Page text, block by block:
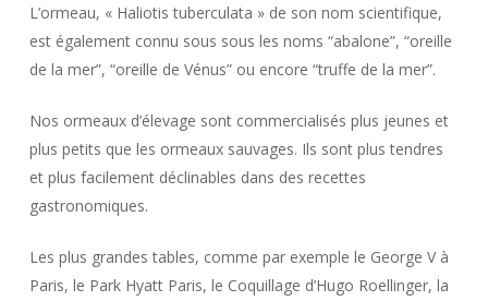
​L’ormeau, « Haliotis tuberculata » de son nom scientifique,
est également connu sous sous les noms “abalone”, “oreille
de la mer”, “oreille de Vénus” ou encore “truffe de la mer”.
​Nos ormeaux d’élevage sont commercialisés plus jeunes et
plus petits que les ormeaux sauvages. Ils sont plus tendres
et plus facilement déclinables dans des recettes
gastronomiques.
​Les plus grandes tables, comme par exemple le George V à
Paris, le Park Hyatt Paris, le Coquillage d’Hugo Roellinger, la